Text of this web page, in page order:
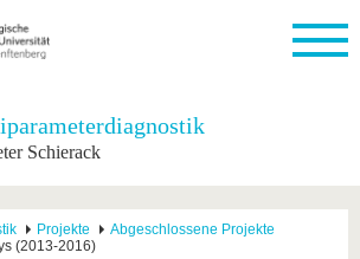
dem
International
Profil
Aus dem
Wissenschaftliche
Fachkräfte Werte
Schierack
Projekte
Abgeschlossene Projekte
(2013-2016)